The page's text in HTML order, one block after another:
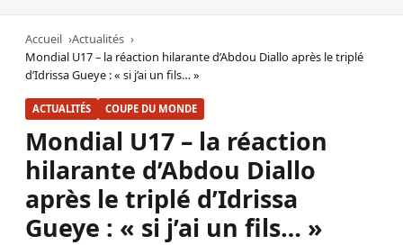
Accueil
Actualités
Mondial U17 – la réaction hilarante d’Abdou Diallo après le triplé
d’Idrissa Gueye : « si j’ai un fils… »
ACTUALITÉS COUPE DU MONDE
Mondial U17 – la réaction
hilarante d’Abdou Diallo
après le triplé d’Idrissa
Gueye : « si j’ai un fils… »